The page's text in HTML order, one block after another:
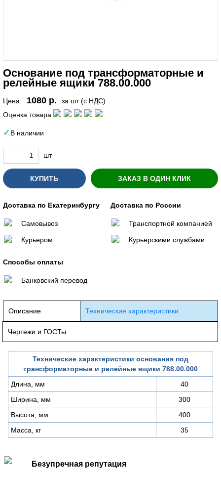
Основание под трансформаторные и
релейные ящики 788.00.000
Цена: 1080 р.
за шт (с НДС)
Оценка товара
В наличии
шт
КУПИТЬ ЗАКАЗ В ОДИН КЛИК
Доставка по Екатеринбургу
Самовывоз
Курьером
Доставка по России
Транспортной компанией
Курьерскими службами
Способы оплаты
Банковский перевод
Описание Технические характеристики
Чертежи и ГОСТы
Технические характеристики основания под
трансформаторные и релейные ящики 788.00.000
Длина, мм
40
Ширина, мм
300
Высота, мм
400
Масса, кг
35
Безупречная репутация